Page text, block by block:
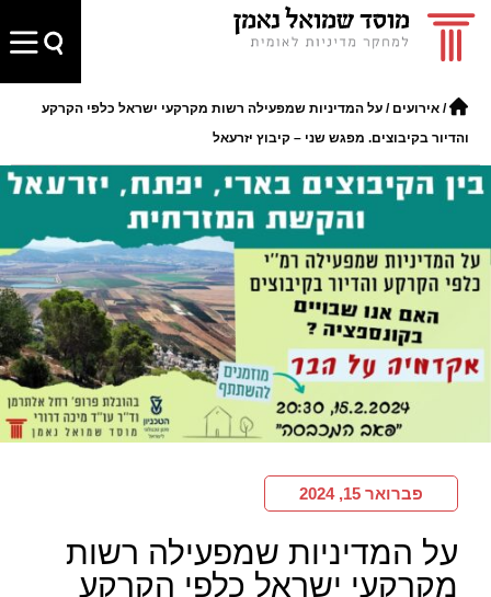
/ אירועים / על המדיניות שמפעילה רשות מקרקעי ישראל כלפי הקרקע
והדיור בקיבוצים. מפגש שני – קיבוץ יזרעאל
פברואר 15, 2024
על המדיניות שמפעילה רשות
מקרקעי ישראל כלפי הקרקע